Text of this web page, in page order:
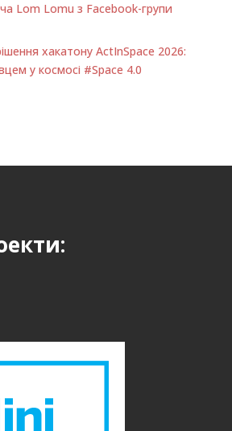
Lom Lomu з Facebook-групи
хакатону ActInSpace 2026:
у космосі #Space 4.0